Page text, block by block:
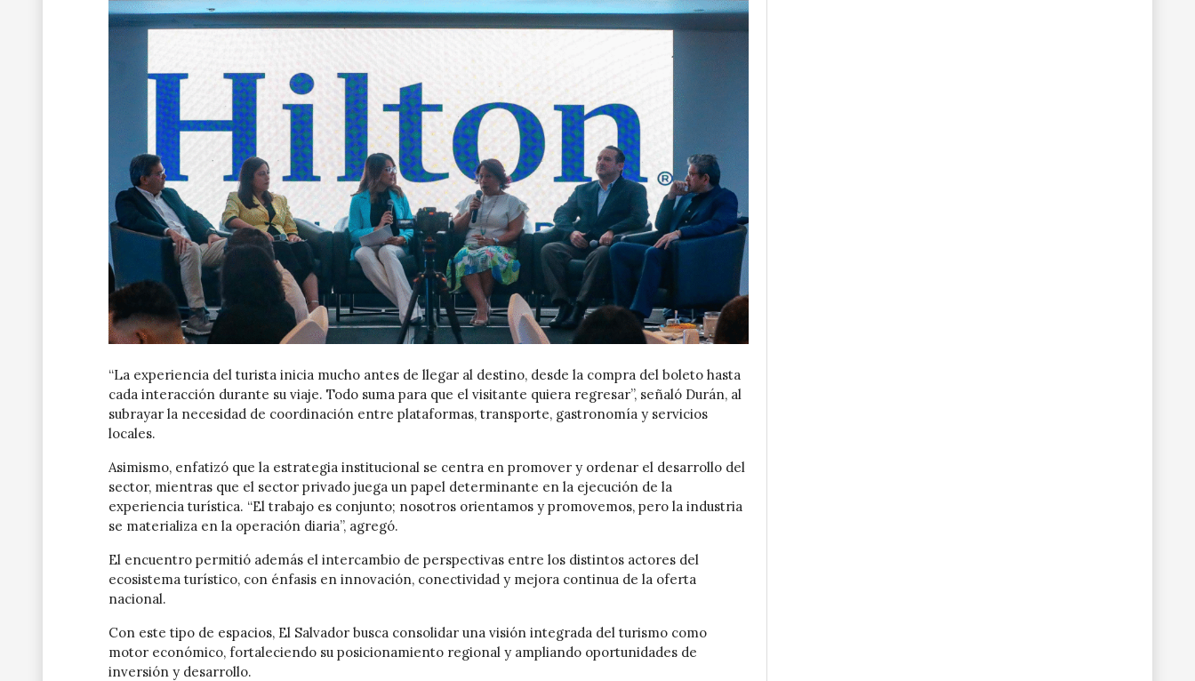
“La experiencia del turista inicia mucho antes de llegar al destino, desde la compra del boleto hasta
cada interacción durante su viaje. Todo suma para que el visitante quiera regresar”, señaló Durán, al
subrayar la necesidad de coordinación entre plataformas, transporte, gastronomía y servicios
locales.
Asimismo, enfatizó que la estrategia institucional se centra en promover y ordenar el desarrollo del
sector, mientras que el sector privado juega un papel determinante en la ejecución de la
experiencia turística. “El trabajo es conjunto; nosotros orientamos y promovemos, pero la industria
se materializa en la operación diaria”, agregó.
El encuentro permitió además el intercambio de perspectivas entre los distintos actores del
ecosistema turístico, con énfasis en innovación, conectividad y mejora continua de la oferta
nacional.
Con este tipo de espacios, El Salvador busca consolidar una visión integrada del turismo como
motor económico, fortaleciendo su posicionamiento regional y ampliando oportunidades de
inversión y desarrollo.